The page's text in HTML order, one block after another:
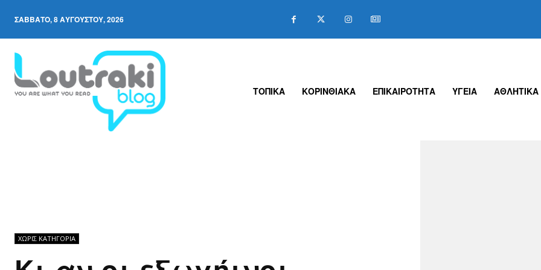
ΣΆΒΒΑΤΟ, 8 ΑΥΓΟΎΣΤΟΥ, 2026
ΤΟΠΙΚΑ ΚΟΡΙΝΘΙΑΚΑ ΕΠΙΚΑΙΡΟΤΗΤΑ ΥΓΕΙΑ ΑΘΛΗΤΙΚΑ
ΧΩΡΊΣ ΚΑΤΗΓΟΡΊΑ